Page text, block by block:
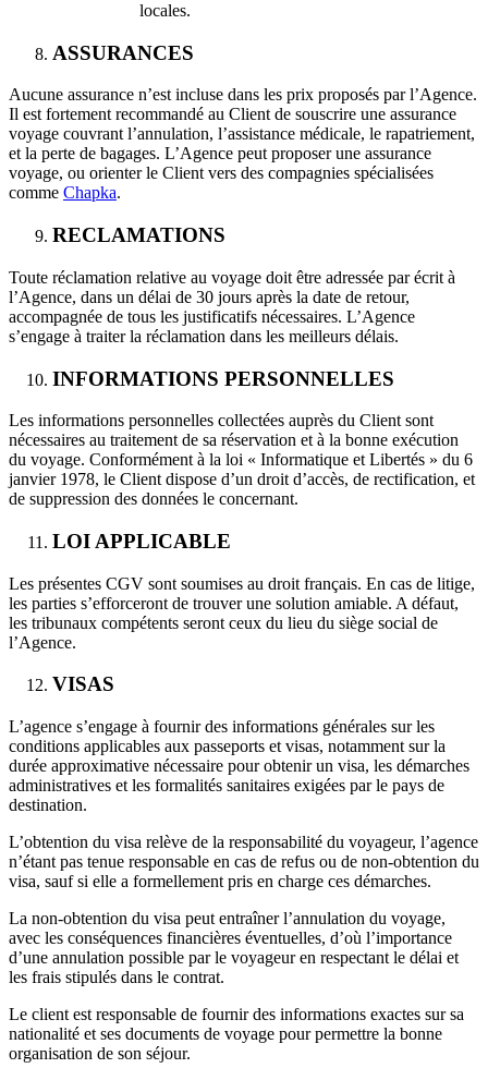
locales.
ASSURANCES
Aucune assurance n’est incluse dans les prix proposés par l’Agence.
Il est fortement recommandé au Client de souscrire une assurance
voyage couvrant l’annulation, l’assistance médicale, le rapatriement,
et la perte de bagages. L’Agence peut proposer une assurance
voyage, ou orienter le Client vers des compagnies spécialisées
comme Chapka.
RECLAMATIONS
Toute réclamation relative au voyage doit être adressée par écrit à
l’Agence, dans un délai de 30 jours après la date de retour,
accompagnée de tous les justificatifs nécessaires. L’Agence
s’engage à traiter la réclamation dans les meilleurs délais.
INFORMATIONS PERSONNELLES
Les informations personnelles collectées auprès du Client sont
nécessaires au traitement de sa réservation et à la bonne exécution
du voyage. Conformément à la loi « Informatique et Libertés » du 6
janvier 1978, le Client dispose d’un droit d’accès, de rectification, et
de suppression des données le concernant.
LOI APPLICABLE
Les présentes CGV sont soumises au droit français. En cas de litige,
les parties s’efforceront de trouver une solution amiable. A défaut,
les tribunaux compétents seront ceux du lieu du siège social de
l’Agence.
VISAS
L’agence s’engage à fournir des informations générales sur les
conditions applicables aux passeports et visas, notamment sur la
durée approximative nécessaire pour obtenir un visa, les démarches
administratives et les formalités sanitaires exigées par le pays de
destination.
L’obtention du visa relève de la responsabilité du voyageur, l’agence
n’étant pas tenue responsable en cas de refus ou de non-obtention du
visa, sauf si elle a formellement pris en charge ces démarches.
La non-obtention du visa peut entraîner l’annulation du voyage,
avec les conséquences financières éventuelles, d’où l’importance
d’une annulation possible par le voyageur en respectant le délai et
les frais stipulés dans le contrat.
Le client est responsable de fournir des informations exactes sur sa
nationalité et ses documents de voyage pour permettre la bonne
organisation de son séjour.